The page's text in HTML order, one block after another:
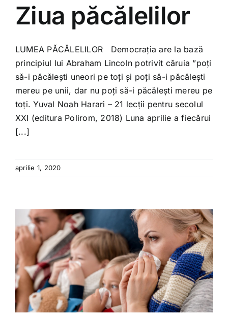
Ziua păcălelilor
LUMEA PĂCĂLELILOR Democrația are la bază
principiul lui Abraham Lincoln potrivit căruia ”poți
să-i păcălești uneori pe toți și poți să-i păcălești
mereu pe unii, dar nu poți să-i păcălești mereu pe
toți. Yuval Noah Harari – 21 lecții pentru secolul
XXI (editura Polirom, 2018) Luna aprilie a fiecărui
[...]
aprilie 1, 2020